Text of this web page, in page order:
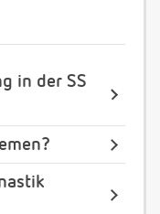
in der SS